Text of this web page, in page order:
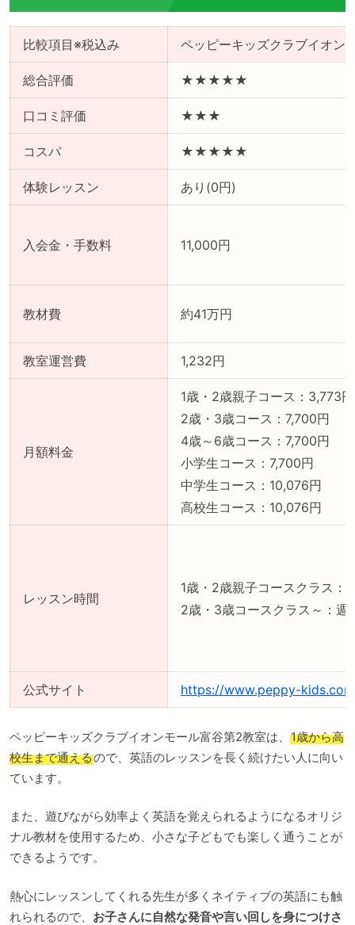
比較項目※税込み ペッピーキッズクラブイオン
総合評価 ★★★★★
口コミ評価 ★★★
コスパ ★★★★★
体験レッスン あり(0円)
入会金・手数料 11,000円
教材費 約41万円
教室運営費 1,232円
月額料金
1歳・2歳親子コース：3,773円
2歳・3歳コース：7,700円
4歳～6歳コース：7,700円
小学生コース：7,700円
中学生コース：10,076円
高校生コース：10,076円
レッスン時間
1歳・2歳親子コースクラス：
2歳・3歳コースクラス～：週
公式サイト https://www.peppy-
ペッピーキッズクラブイオンモール富谷第2教室は、 1歳から高
校生まで通えるので、英語のレッスンを長く続けたい人に向い
ています。
また、遊びながら効率よく英語を覚えられるようになるオリジ
ナル教材を使用するため、小さな子どもでも楽しく通うことが
できるようです。
熱心にレッスンしてくれる先生が多くネイティブの英語にも触
れられるので、 お子さんに自然な発音や言い回しを身につけさ